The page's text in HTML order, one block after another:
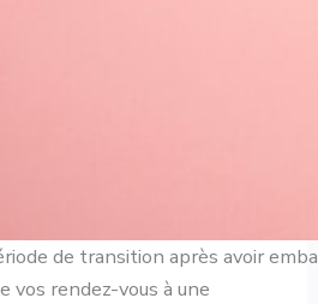
de transition après avoir
vos rendez-vous à une